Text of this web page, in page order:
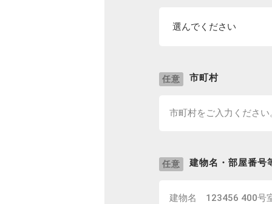
任意 市町村
任意 建物名・部屋番号